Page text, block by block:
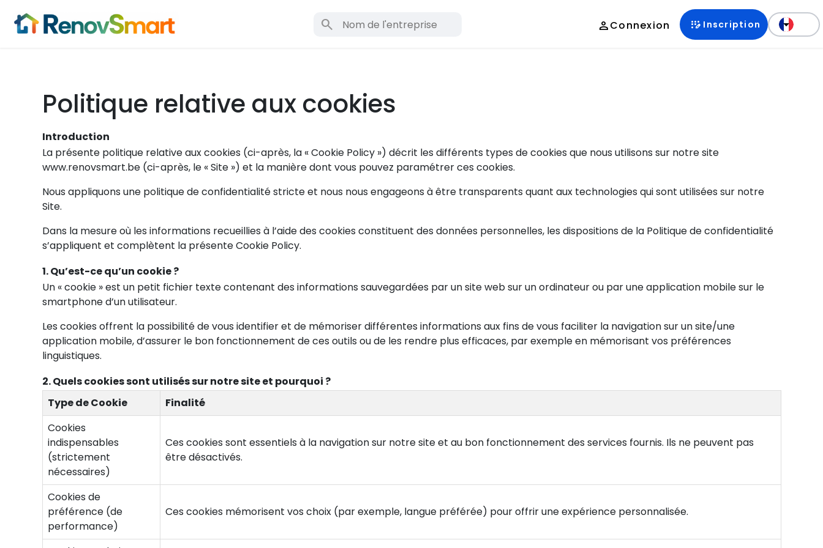
search personConnexion app_registration Inscription
Politique relative aux cookies
Introduction
La présente politique relative aux cookies (ci-après, la « Cookie Policy ») décrit les différents types de cookies que nous utilisons sur notre site
www.renovsmart.be (ci-après, le « Site ») et la manière dont vous pouvez paramétrer ces cookies.
Nous appliquons une politique de confidentialité stricte et nous nous engageons à être transparents quant aux technologies qui sont utilisées sur notre
Site.
Dans la mesure où les informations recueillies à l’aide des cookies constituent des données personnelles, les dispositions de la Politique de confidentialité
s’appliquent et complètent la présente Cookie Policy.
1. Qu’est-ce qu’un cookie ?
Un « cookie » est un petit fichier texte contenant des informations sauvegardées par un site web sur un ordinateur ou par une application mobile sur le
smartphone d’un utilisateur.
Les cookies offrent la possibilité de vous identifier et de mémoriser différentes informations aux fins de vous faciliter la navigation sur un site/une
application mobile, d’assurer le bon fonctionnement de ces outils ou de les rendre plus efficaces, par exemple en mémorisant vos préférences
linguistiques.
2. Quels cookies sont utilisés sur notre site et pourquoi ?
Type de Cookie
Finalité
Cookies
indispensables
(strictement
nécessaires)
Ces cookies sont essentiels à la navigation sur notre site et au bon fonctionnement des services fournis. Ils ne peuvent pas
être désactivés.
Cookies de
préférence (de
performance)
Ces cookies mémorisent vos choix (par exemple, langue préférée) pour offrir une expérience personnalisée.